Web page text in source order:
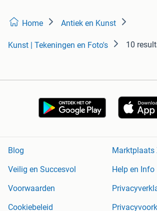
Home Antiek en Kunst
Kunst | Tekeningen en Foto's 10
Blog
Marktplaats
Veilig en Succesvol
Help en Info
Voorwaarden
Cookiebeleid